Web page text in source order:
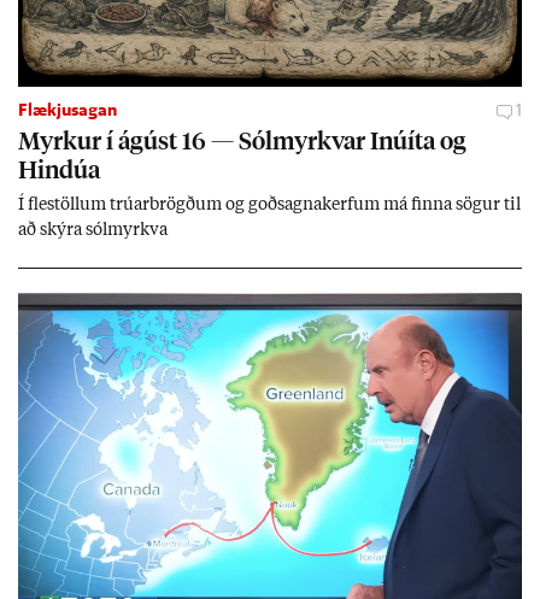
Flækjusagan 1
Myrk­ur í ág­úst 16 — Sól­myrkv­ar Inúíta og
Hind­úa
Í flest­öll­um trú­ar­brögð­um og goð­sagna­kerf­um má finna sög­ur til
að skýra sól­myrkva